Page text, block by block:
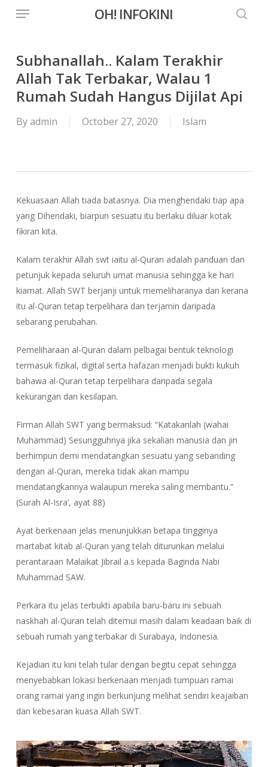
content
OH! INFOKINI
Menu
Subhanallah.. Kalam Terakhir
Allah Tak Terbakar, Walau 1
Rumah Sudah Hangus Dijilat Api
Byadmin October 27, 2020 Islam
Kekuasaan Allah tiada batasnya. Dia menghendaki tiap apa
yang Dihendaki, biarpun sesuatu itu berlaku diluar kotak
fikiran kita.
Kalam terakhir Allah swt iaitu al-Quran adalah panduan dan
petunjuk kepada seluruh umat manusia sehingga ke hari
kiamat. Allah SWT berjanji untuk memeliharanya dan kerana
itu al-Quran tetap terpelihara dan terjamin daripada
sebarang perubahan.
Pemeliharaan al-Quran dalam pelbagai bentuk teknologi
termasuk fizikal, digital serta hafazan menjadi bukti kukuh
bahawa al-Quran tetap terpelihara daripada segala
kekurangan dan kesilapan.
Firman Allah SWT yang bermaksud: “Katakanlah (wahai
Muhammad) Sesungguhnya jika sekalian manusia dan jin
berhimpun demi mendatangkan sesuatu yang sebanding
dengan al-Quran, mereka tidak akan mampu
mendatangkannya walaupun mereka saling membantu.”
(Surah Al-Isra’, ayat 88)
Ayat berkenaan jelas menunjukkan betapa tingginya
martabat kitab al-Quran yang telah diturunkan melalui
perantaraan Malaikat Jibrail a.s kepada Baginda Nabi
Muhammad SAW.
Perkara itu jelas terbukti apabila baru-baru ini sebuah
naskhah al-Quran telah ditemui masih dalam keadaan baik di
sebuah rumah yang terbakar di Surabaya, Indonesia.
Kejadian itu kini telah tular dengan begitu cepat sehingga
menyebabkan lokasi berkenaan menjadi tumpuan ramai
orang ramai yang ingin berkunjung melihat sendiri keajaiban
dan kebesaran kuasa Allah SWT.